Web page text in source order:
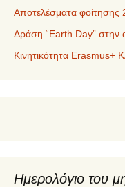
Αποτελέσματα φοίτησης
Δράση “Earth Day” στην
Κινητικότητα Erasmus+
Ημερολόγιο του